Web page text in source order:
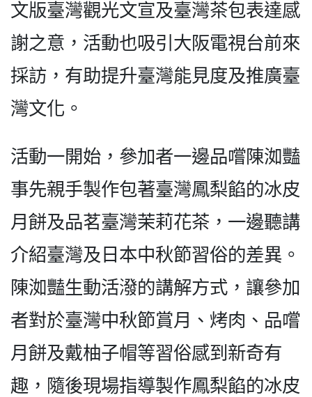
文版臺灣觀光文宣及臺灣茶包表達感
謝之意，活動也吸引大阪電視台前來
採訪，有助提升臺灣能見度及推廣臺
灣文化。
活動一開始，參加者一邊品嚐陳洳豔
事先親手製作包著臺灣鳳梨餡的冰皮
月餅及品茗臺灣茉莉花茶，一邊聽講
介紹臺灣及日本中秋節習俗的差異。
陳洳豔生動活潑的講解方式，讓參加
者對於臺灣中秋節賞月、烤肉、品嚐
月餅及戴柚子帽等習俗感到新奇有
趣，隨後現場指導製作鳳梨餡的冰皮